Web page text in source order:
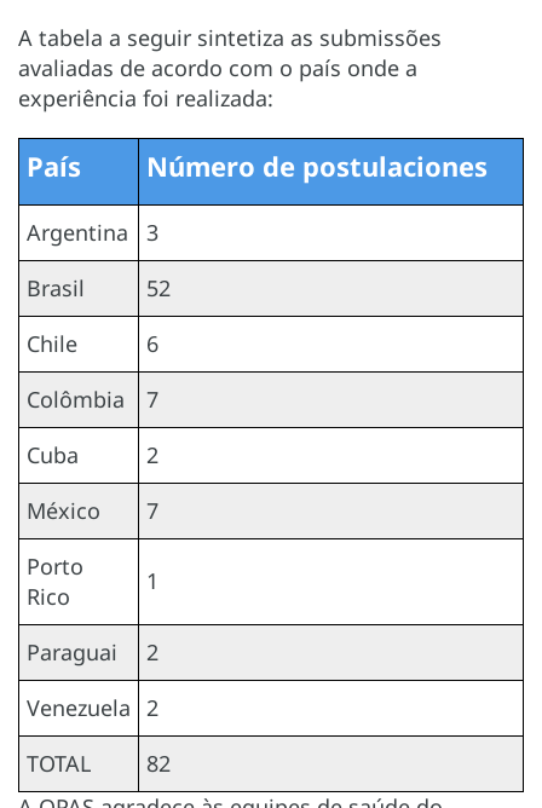
A tabela a seguir sintetiza as submissões
avaliadas de acordo com o país onde a
experiência foi realizada:
País Número de postulaciones
Argentina
3
Brasil
52
Chile
6
Colômbia
7
Cuba
2
México
7
Porto
Rico
1
Paraguai
2
Venezuela 2
TOTAL
82